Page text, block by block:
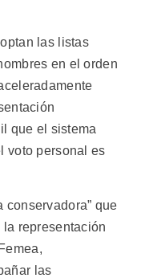
las listas
en el orden
que el sistema
voto personal es
conservadora” que
representación
las